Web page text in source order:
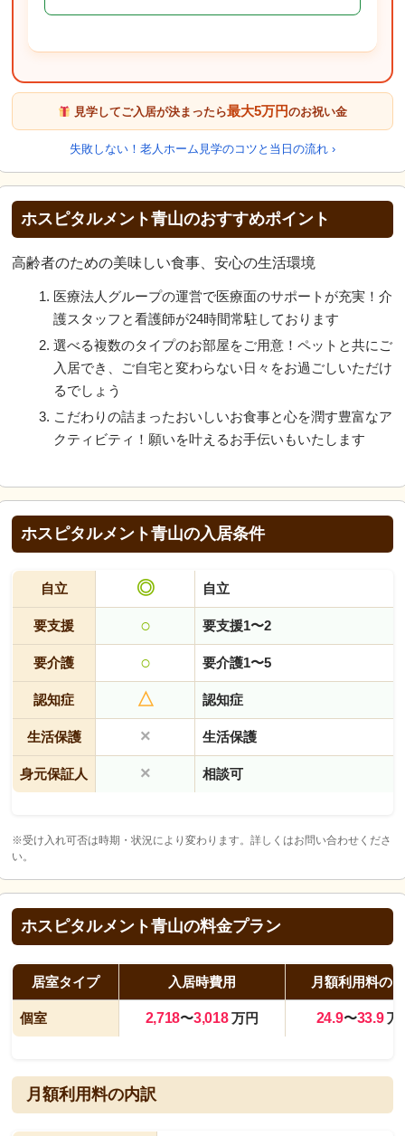
見学してご入居が決まったら最大5万円のお祝い金
失敗しない！老人ホーム見学のコツと当日の流れ ›
ホスピタルメント青山のおすすめポイント
高齢者のための美味しい食事、安心の生活環境
医療法人グループの運営で医療面のサポートが充実！介
護スタッフと看護師が24時間常駐しております
選べる複数のタイプのお部屋をご用意！ペットと共にご
入居でき、ご自宅と変わらない日々をお過ごしいただけ
るでしょう
こだわりの詰まったおいしいお食事と心を潤す豊富なア
クティビティ！願いを叶えるお手伝いもいたします
ホスピタルメント青山の入居条件
自立 ◎ 自立
要支援 ○ 要支援1〜2
要介護 ○ 要介護1〜5
認知症 △ 認知症
生活保護 × 生活保護
身元保証人 × 相談可
※受け入れ可否は時期・状況により変わります。詳しくはお問い合わせくださ
い。
ホスピタルメント青山の料金プラン
居室タイプ 入居時費用 月額利用料の
個室 2,718〜3,018万円 24.9〜33.9万
月額利用料の内訳